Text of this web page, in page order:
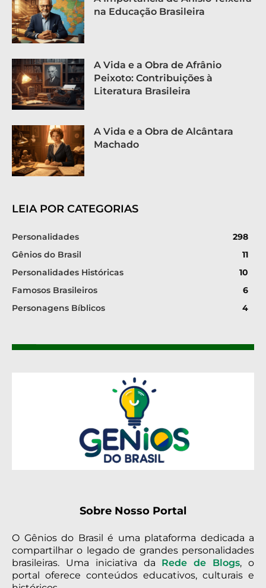
na Educação Brasileira
A Vida e a Obra de Afrânio
Peixoto: Contribuições à
Literatura Brasileira
A Vida e a Obra de Alcântara
Machado
LEIA POR CATEGORIAS
Personalidades
298
Gênios do Brasil
11
Personalidades Históricas
10
Famosos Brasileiros
6
Personagens Bíblicos
4
Sobre Nosso Portal
O Gênios do Brasil é uma plataforma dedicada a
compartilhar o legado de grandes personalidades
brasileiras. Uma iniciativa da Rede de Blogs, o
portal oferece conteúdos educativos, culturais e